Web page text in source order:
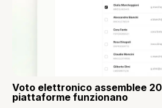
Voto elettronico assemblee
piattaforme funzionano